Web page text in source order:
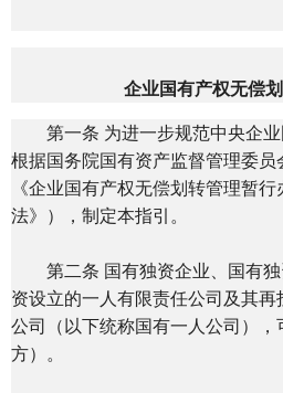
二〇〇九年
企业国有产权无偿划
第一条 为进一步规范中央企业
根据国务院国有资产监督管理委员
《企业国有产权无偿划转管理暂
法》），制定本指引。
第二条 国有独资企业、国有独
资设立的一人有限责任公司及其
公司（以下统称国有一人公司），
方）。